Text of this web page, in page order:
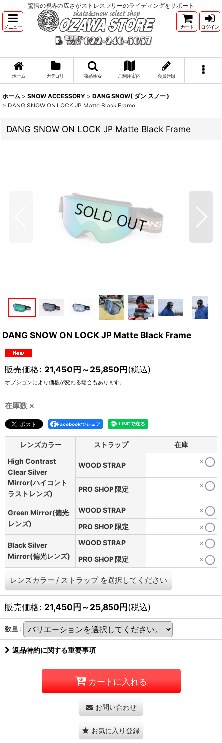
驚愕の視界の広さがストレスフリーのライディングをサポート
メニュー カート ログイン
ホーム カテゴリ 商品検索 ご利用案内 会員登録
ホーム > SNOW ACCESSORY > DANG SNOW( ダン スノー )
> DANG SNOW ON LOCK JP Matte Black Frame
DANG SNOW ON LOCK JP Matte Black Frame
DANG SNOW ON LOCK JP Matte Black Frame
販売価格: 21,450円～25,850円(税込)
オプションにより価格が変わる場合もあります。
在庫数 ×
Facebookでシェア
レンズカラー ストラップ
在庫
High Contrast
Clear Silver
Mirror(ハイコント
ラストレンズ)
WOOD STRAP ×
PRO SHOP 限定 ×
Green Mirror(偏光
レンズ)
WOOD STRAP
×
PRO SHOP 限定
×
Black Silver
Mirror(偏光レンズ)
WOOD STRAP
×
PRO SHOP 限定
×
レンズカラー / ストラップ を選択してください
販売価格: 21,450円～25,850円(税込)
数量:
返品特約に関する重要事項
カートに入れる
お問い合わせ
お気に入り登録